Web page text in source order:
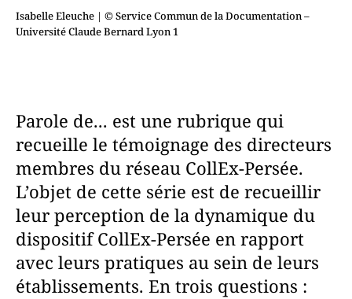
Isabelle Eleuche | © Service Commun de la Documentation –
Université Claude Bernard Lyon 1
Parole de... est une rubrique qui
recueille le témoignage des directeurs
membres du réseau CollEx-Persée.
L’objet de cette série est de recueillir
leur perception de la dynamique du
dispositif CollEx-Persée en rapport
avec leurs pratiques au sein de leurs
établissements. En trois questions :